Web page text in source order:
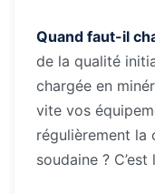
Quand faut-il
de la qualité
chargée en
vite vos
régulièrement la
soudaine ? C’est